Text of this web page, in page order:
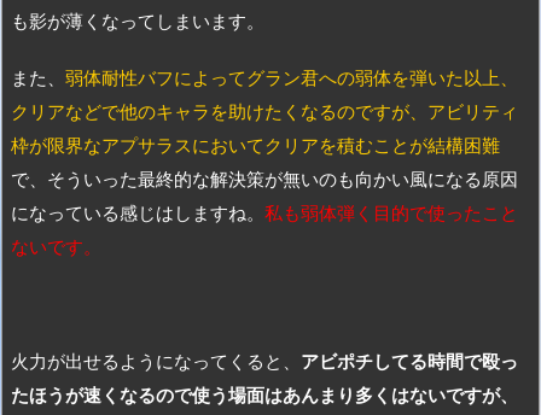
も影が薄くなってしまいます。
また、 弱体耐性バフによってグラン君への弱体を弾いた以上、
クリアなどで他のキャラを助けたくなるのですが、アビリティ
枠が限界なアプサラスにおいてクリアを積むことが結構困難
で、そういった最終的な解決策が無いのも向かい風になる原因
になっている感じはしますね。 私も弱体弾く目的で使ったこと
ないです。
火力が出せるようになってくると、 アビポチしてる時間で殴っ
たほうが速くなるので使う場面はあんまり多くはないですが、